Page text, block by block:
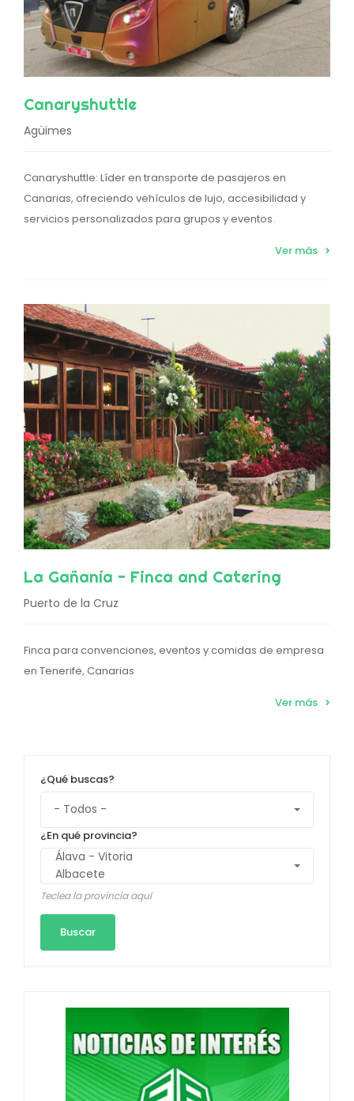
Canaryshuttle
Agüimes
Canaryshuttle: Líder en transporte de pasajeros en
Canarias, ofreciendo vehículos de lujo, accesibilidad y
servicios personalizados para grupos y eventos.
Ver más
La Gañanía - Finca and Catering
Puerto de la Cruz
Finca para convenciones, eventos y comidas de empresa
en Tenerife, Canarias
Ver más
¿Qué buscas?
¿En qué provincia?
Teclea la provincia aquí